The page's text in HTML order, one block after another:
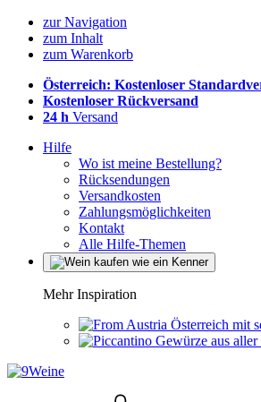
zur Navigation
zum Inhalt
zum Warenkorb
Österreich: Kostenloser
Kostenloser Rückversand
24 h Versand
Hilfe
Wo ist meine Bestellung?
Rücksendungen
Versandkosten
Zahlungsmöglichkeiten
Kontakt
Alle Hilfe-Themen
Mehr Inspiration
Österreich mit
Gewürze aus aller